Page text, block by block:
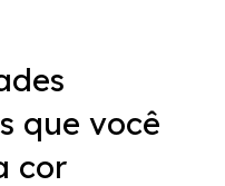
que você
cor